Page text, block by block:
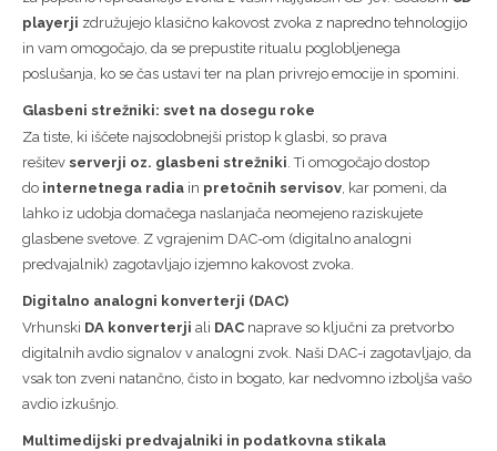
playerji združujejo klasično kakovost zvoka z napredno tehnologijo
in vam omogočajo, da se prepustite ritualu poglobljenega
poslušanja, ko se čas ustavi ter na plan privrejo emocije in spomini.
Glasbeni strežniki: svet na dosegu roke
Za tiste, ki iščete najsodobnejši pristop k glasbi, so prava
rešitev serverji oz. glasbeni strežniki. Ti omogočajo dostop
do internetnega radia in pretočnih servisov, kar pomeni, da
lahko iz udobja domačega naslanjača neomejeno raziskujete
glasbene svetove. Z vgrajenim DAC-om (digitalno analogni
predvajalnik) zagotavljajo izjemno kakovost zvoka.
Digitalno analogni konverterji (DAC)
Vrhunski DA konverterji ali DAC naprave so ključni za pretvorbo
digitalnih avdio signalov v analogni zvok. Naši DAC-i zagotavljajo, da
vsak ton zveni natančno, čisto in bogato, kar nedvomno izboljša vašo
avdio izkušnjo.
Multimedijski predvajalniki in podatkovna stikala